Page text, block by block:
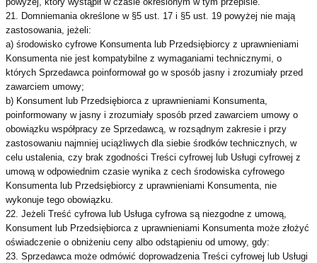
21. Domniemania określone w §5 ust. 17 i §5 ust. 19 powyżej nie mają
zastosowania, jeżeli:
a) środowisko cyfrowe Konsumenta lub Przedsiębiorcy z uprawnieniami
Konsumenta nie jest kompatybilne z wymaganiami technicznymi, o
których Sprzedawca poinformował go w sposób jasny i zrozumiały przed
zawarciem umowy;
b) Konsument lub Przedsiębiorca z uprawnieniami Konsumenta,
poinformowany w jasny i zrozumiały sposób przed zawarciem umowy o
obowiązku współpracy ze Sprzedawcą, w rozsądnym zakresie i przy
zastosowaniu najmniej uciążliwych dla siebie środków technicznych, w
celu ustalenia, czy brak zgodności Treści cyfrowej lub Usługi cyfrowej z
umową w odpowiednim czasie wynika z cech środowiska cyfrowego
Konsumenta lub Przedsiębiorcy z uprawnieniami Konsumenta, nie
wykonuje tego obowiązku.
22. Jeżeli Treść cyfrowa lub Usługa cyfrowa są niezgodne z umową,
Konsument lub Przedsiębiorca z uprawnieniami Konsumenta może złożyć
oświadczenie o obniżeniu ceny albo odstąpieniu od umowy, gdy:
23. Sprzedawca może odmówić doprowadzenia Treści cyfrowej lub Usługi